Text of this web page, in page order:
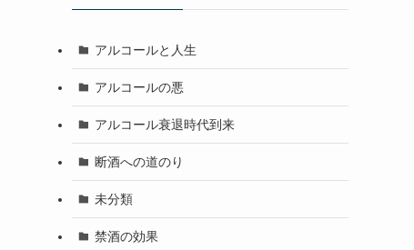
アルコールと人生
アルコールの悪
アルコール衰退時代到来
断酒への道のり
未分類
禁酒の効果